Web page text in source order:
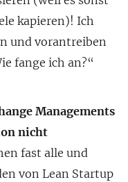
kapieren)! Ich
und vorantreiben
fange ich an?“
Managements
nicht
fast alle und
von Lean Startup